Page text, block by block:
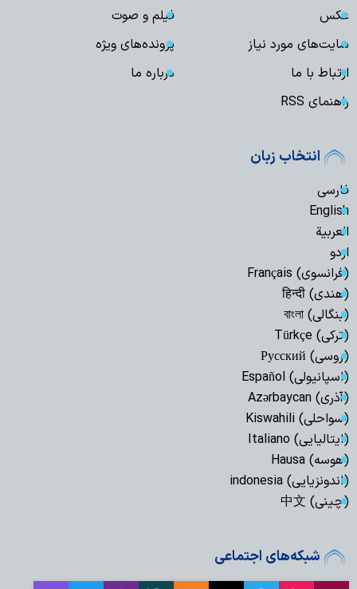
عکس
فیلم و صوت
سایت‌های مورد نیاز
پرونده‌های ویژه
ارتباط با ما
درباره ما
راهنمای RSS
انتخاب زبان
فارسی
English
العربیة
اردو
(فرانسوی) Français
(هندی) हिन्दी
(بنگالی) বাংলা
(ترکی) Türkçe
(روسی) Русский
(اسپانیولی) Español
(آذری) Azərbaycan
(سواحلی) Kiswahili
(ایتالیایی) Italiano
(هوسه) Hausa
(اندونزیایی) indonesia
(چینی) 中文
شبکه‌های اجتماعی